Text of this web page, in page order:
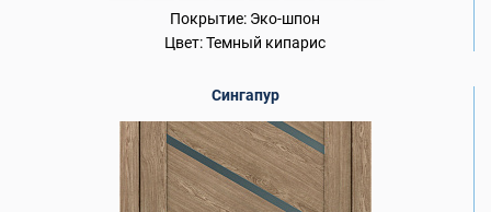
Покрытие: Эко-шпон
Цвет:Темный кипарис
Сингапур